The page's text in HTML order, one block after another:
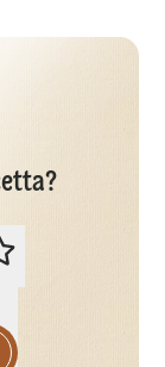
RICETTA